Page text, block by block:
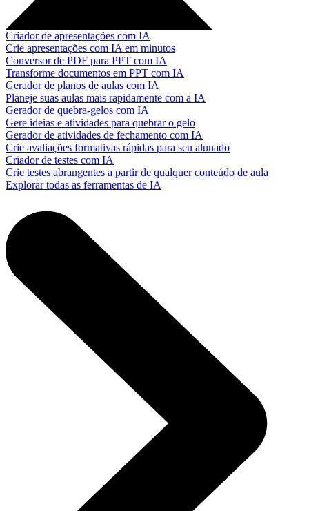
Criador de apresentações com IA
Crie apresentações com IA em minutos
Conversor de PDF para PPT com IA
Transforme documentos em PPT com IA
Gerador de planos de aulas com IA
Planeje suas aulas mais rapidamente com a IA
Gerador de quebra-gelos com IA
Gere ideias e atividades para quebrar o gelo
Gerador de atividades de fechamento com IA
Crie avaliações formativas rápidas para seu alunado
Criador de testes com IA
Crie testes abrangentes a partir de qualquer conteúdo de aula
Explorar todas as ferramentas de IA